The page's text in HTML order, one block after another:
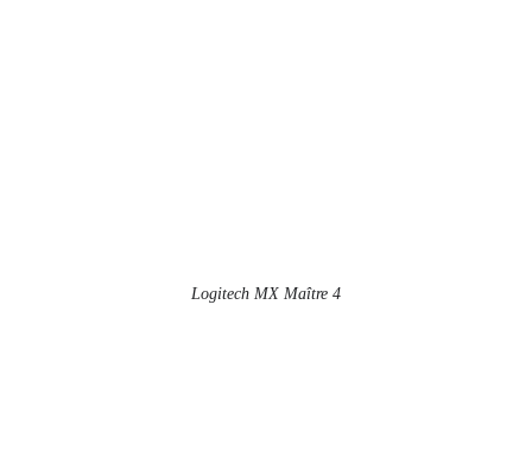
Logitech MX Maître 4